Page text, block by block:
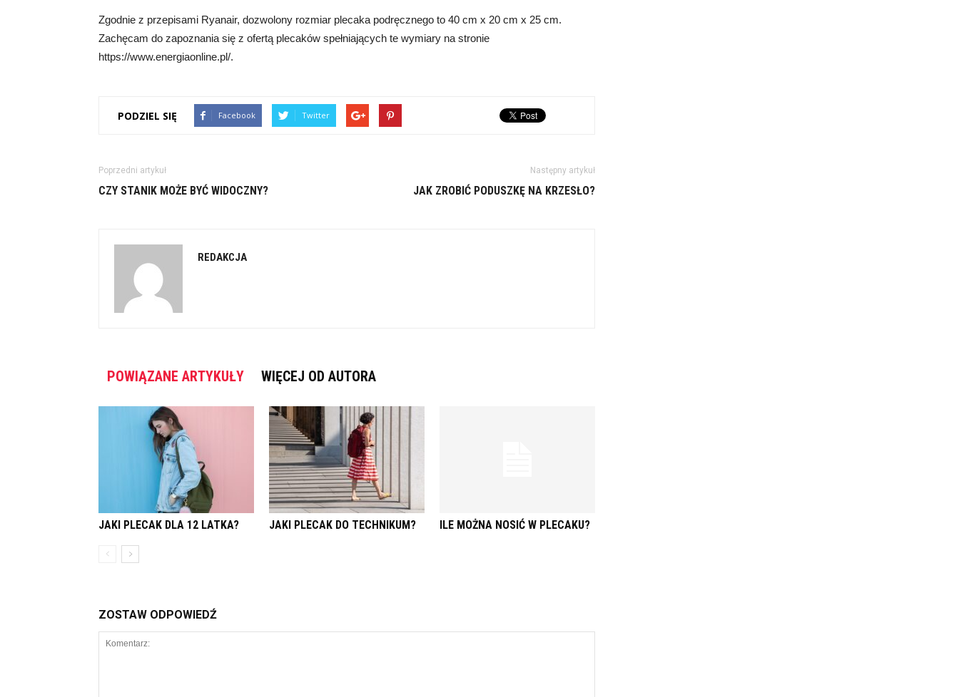
Zgodnie z przepisami Ryanair, dozwolony rozmiar plecaka podręcznego to 40 cm x 20 cm x 25 cm.
Zachęcam do zapoznania się z ofertą plecaków spełniających te wymiary na stronie
https://www.energiaonline.pl/.
PODZIEL SIĘ Facebook Twitter
Poprzedni artykuł
CZY STANIK MOŻE BYĆ WIDOCZNY?
Następny artykuł
JAK ZROBIĆ PODUSZKĘ NA KRZESŁO?
REDAKCJA
POWIĄZANE ARTYKUŁY WIĘCEJ OD AUTORA
JAKI PLECAK DLA 12 LATKA? JAKI PLECAK DO TECHNIKUM? ILE MOŻNA NOSIĆ W PLECAKU?
ZOSTAW ODPOWIEDŹ